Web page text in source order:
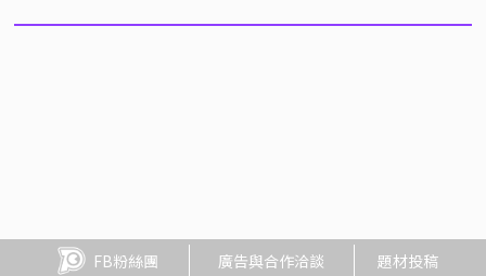
FB粉絲團 廣告與合作洽談 題材投稿